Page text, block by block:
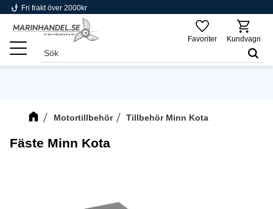
Meny
phishing Fri frakt över 2000kr
Favoriter Kundvagn
Motortillbehör Tillbehör Minn Kota
Fäste Minn Kota